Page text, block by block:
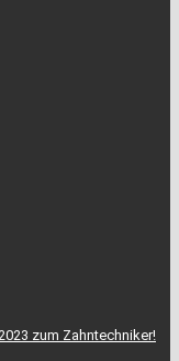
zum Zahntechniker!